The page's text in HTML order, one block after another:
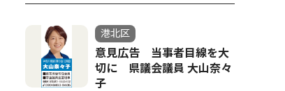
港北区
意見広告 当事者目線を大
切に 県議会議員 大山奈々
子